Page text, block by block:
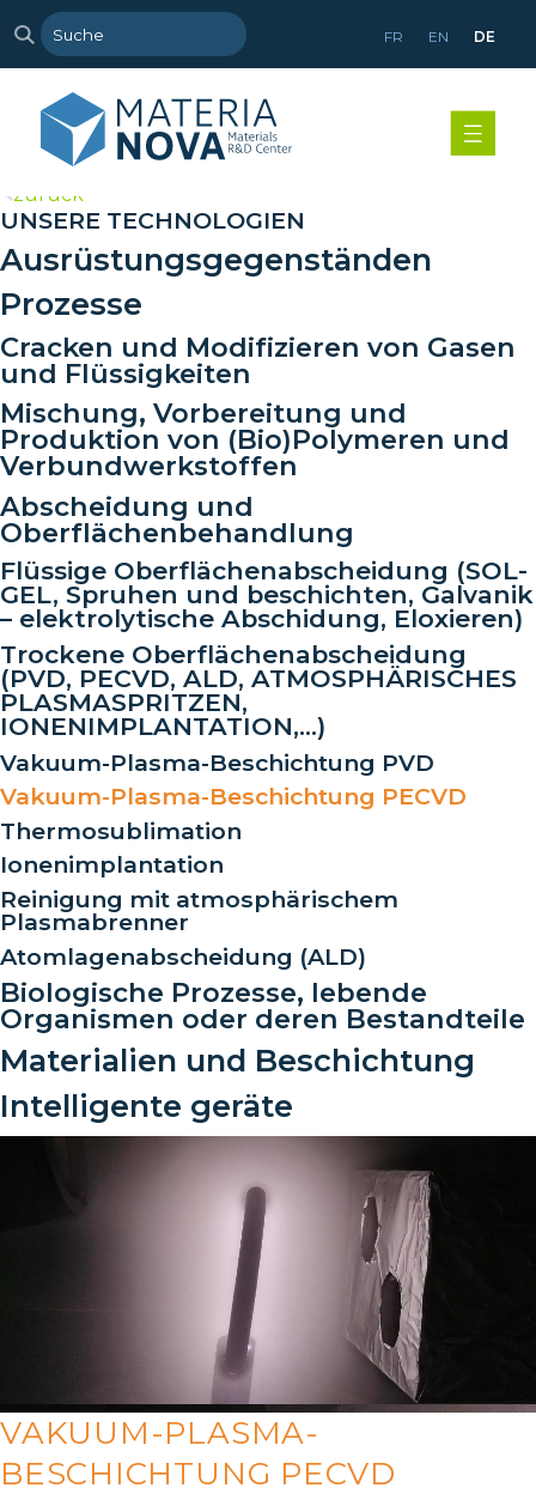
FR EN DE
zurück
UNSERE TECHNOLOGIEN
Ausrüstungsgegenständen
Prozesse
Cracken und Modifizieren von Gasen
und Flüssigkeiten
Mischung, Vorbereitung und
Produktion von (Bio)Polymeren und
Verbundwerkstoffen
Abscheidung und
Oberflächenbehandlung
Flüssige Oberflächenabscheidung (SOL-
GEL, Spruhen und beschichten, Galvanik
– elektrolytische Abschidung, Eloxieren)
Trockene Oberflächenabscheidung
(PVD, PECVD, ALD, ATMOSPHÄRISCHES
PLASMASPRITZEN,
IONENIMPLANTATION,…)
Vakuum-Plasma-Beschichtung PVD
Vakuum-Plasma-Beschichtung PECVD
Thermosublimation
Ionenimplantation
Reinigung mit atmosphärischem
Plasmabrenner
Atomlagenabscheidung (ALD)
Biologische Prozesse, lebende
Organismen oder deren Bestandteile
Materialien und Beschichtung
Intelligente geräte
VAKUUM-PLASMA-
BESCHICHTUNG PECVD